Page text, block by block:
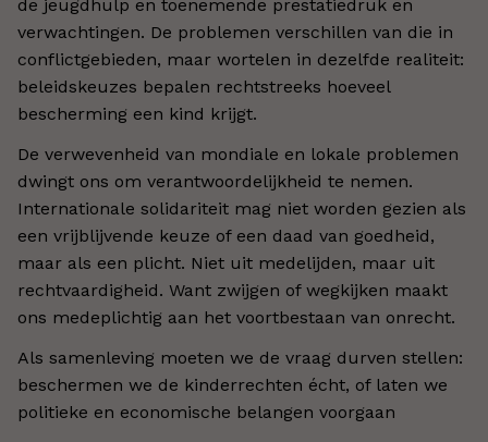
de jeugdhulp en toenemende prestatiedruk en
verwachtingen. De problemen verschillen van die in
conflictgebieden, maar wortelen in dezelfde realiteit:
beleidskeuzes bepalen rechtstreeks hoeveel
bescherming een kind krijgt.
De verwevenheid van mondiale en lokale problemen
dwingt ons om verantwoordelijkheid te nemen.
Internationale solidariteit mag niet worden gezien als
een vrijblijvende keuze of een daad van goedheid,
maar als een plicht. Niet uit medelijden, maar uit
rechtvaardigheid. Want zwijgen of wegkijken maakt
ons medeplichtig aan het voortbestaan van onrecht.
Als samenleving moeten we de vraag durven stellen:
beschermen we de kinderrechten écht, of laten we
politieke en economische belangen voorgaan